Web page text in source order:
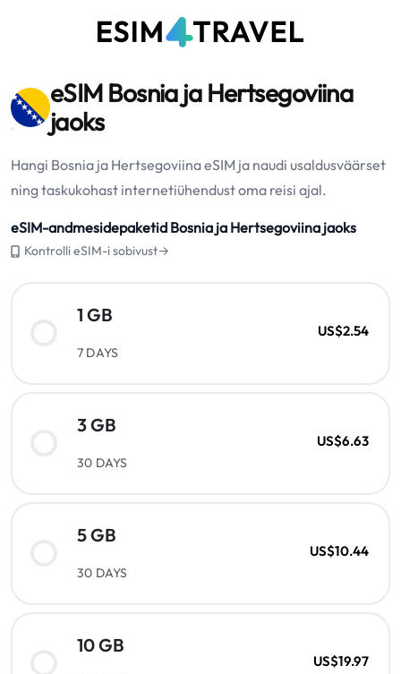
eSIM Bosnia ja Hertsegoviina
jaoks
Hangi Bosnia ja Hertsegoviina eSIM ja naudi usaldusväärset
ning taskukohast internetiühendust oma reisi ajal.
eSIM-andmesidepaketid Bosnia ja Hertsegoviina jaoks
Kontrolli eSIM-i sobivust→
1 GB
7 DAYS
US$2.54
3 GB
30 DAYS
US$6.63
5 GB
30 DAYS
US$10.44
10 GB
US$19.97